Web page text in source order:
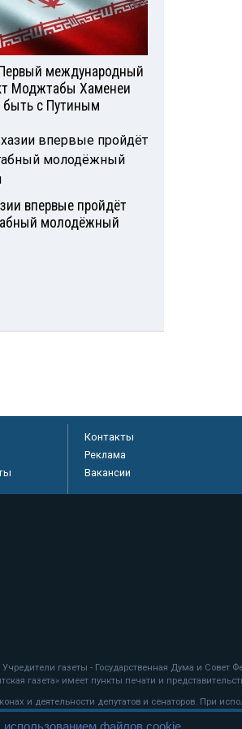
международный
Моджтабы Хаменеи
с Путиным
впервые пройдёт
молодёжный
Контакты
Реклама
Вакансии
газеты - Государственная Дума и
газета» имеет пункты печати и
и деятельности депутатов и сенаторов. При
использованием файлов cookie